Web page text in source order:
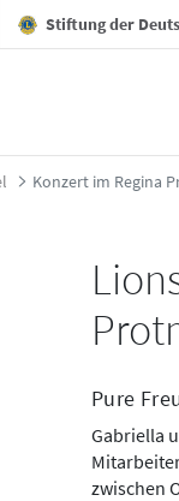
Stiftung der
Stift in
Pure
Gabriella
zwischen